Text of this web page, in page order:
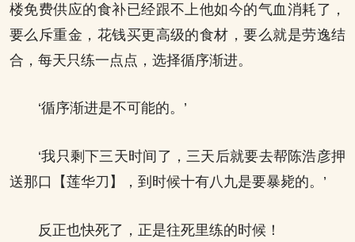
楼免费供应的食补已经跟不上他如今的气血消耗了，
要么斥重金，花钱买更高级的食材，要么就是劳逸结
合，每天只练一点点，选择循序渐进。
‘循序渐进是不可能的。’
‘我只剩下三天时间了，三天后就要去帮陈浩彦押
送那口【莲华刀】，到时候十有八九是要暴毙的。’
反正也快死了，正是往死里练的时候！